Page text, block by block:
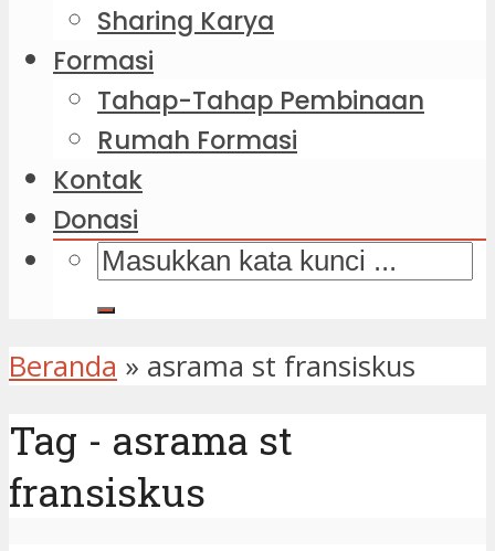
Sharing Karya
Formasi
Tahap-Tahap Pembinaan
Rumah Formasi
Kontak
Donasi
Beranda » asrama st fransiskus
Tag - asrama st
fransiskus